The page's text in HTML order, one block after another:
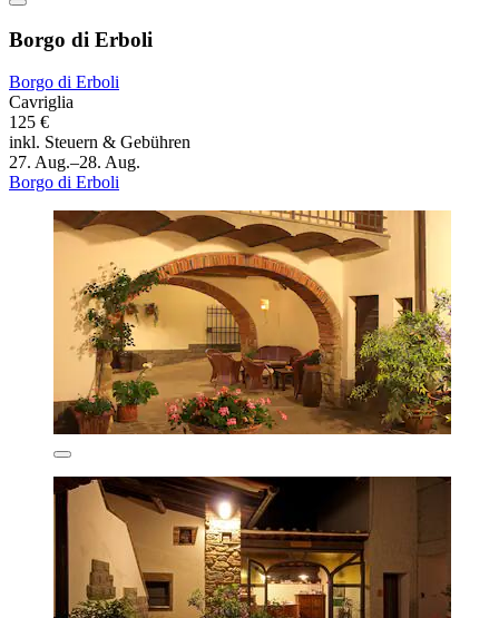
Borgo di Erboli
Borgo di Erboli
Cavriglia
125 €
inkl. Steuern & Gebühren
27. Aug.–28. Aug.
Borgo di Erboli